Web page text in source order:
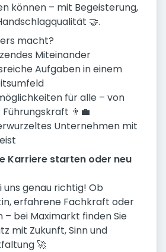
können – mit Begeisterung,
🤝.
macht?
Miteinander
Aufgaben in einem
für alle – von
👨‍💼
Unternehmen mit
Karriere starten oder neu
uns genau richtig! Ob
erfahrene Fachkraft oder
– bei Maximarkt finden Sie
mit Zukunft, Sinn und
🚀